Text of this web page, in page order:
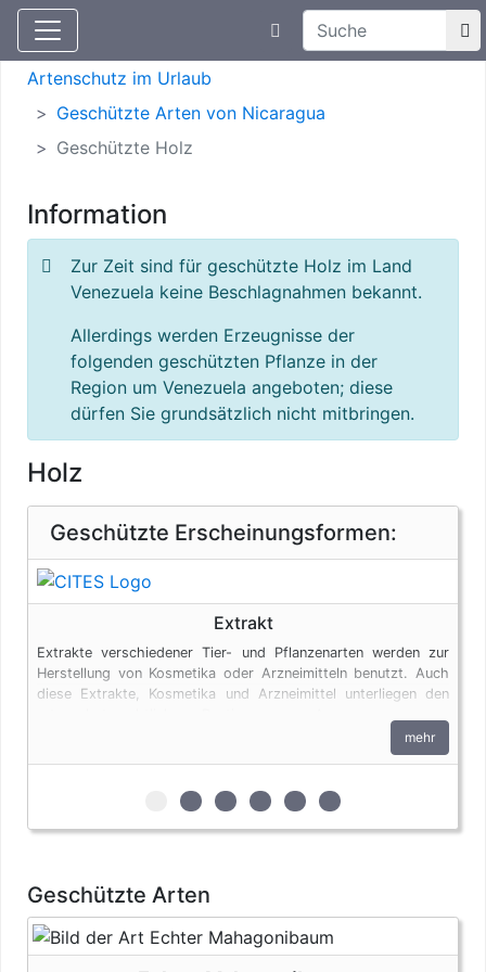
Aktuelle Meldungen
Suchtexteingabe
Artenschutz
Artenschutz im Urlaub
Geschützte Arten von Nicaragua
Geschützte Holz
Information
Zur Zeit sind für geschützte Holz im Land
Venezuela keine Beschlagnahmen bekannt.
Allerdings werden Erzeugnisse der
folgenden geschützten Pflanze in der
Region um Venezuela angeboten; diese
dürfen Sie grundsätzlich nicht mitbringen.
Holz
Geschützte Erscheinungsformen:
Extrakt
Extrakte verschiedener Tier- und Pflanzenarten werden zur
Herstellung von Kosmetika oder Arzneimitteln benutzt. Auch
diese Extrakte, Kosmetika und Arzneimittel unterliegen den
mehr
zur 1. geschützten Erscheinungsform
zur 2. geschützten
zur 3. geschützten
zur 4. geschützten
zur 5. geschützten
zur 6. geschützten
Geschützte Arten